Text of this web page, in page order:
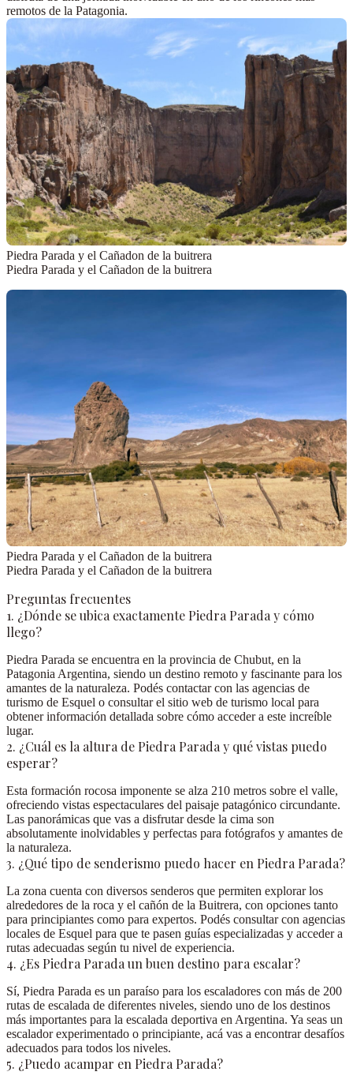
remotos de la Patagonia.
Piedra Parada y el Cañadon de la buitrera
Piedra Parada y el Cañadon de la buitrera
Piedra Parada y el Cañadon de la buitrera
Piedra Parada y el Cañadon de la buitrera
Preguntas frecuentes
1. ¿Dónde se ubica exactamente Piedra Parada y cómo
llego?
Piedra Parada se encuentra en la provincia de Chubut, en la
Patagonia Argentina, siendo un destino remoto y fascinante para los
amantes de la naturaleza. Podés contactar con las agencias de
turismo de Esquel o consultar el sitio web de turismo local para
obtener información detallada sobre cómo acceder a este increíble
lugar.
2. ¿Cuál es la altura de Piedra Parada y qué vistas puedo
esperar?
Esta formación rocosa imponente se alza 210 metros sobre el valle,
ofreciendo vistas espectaculares del paisaje patagónico circundante.
Las panorámicas que vas a disfrutar desde la cima son
absolutamente inolvidables y perfectas para fotógrafos y amantes de
la naturaleza.
3. ¿Qué tipo de senderismo puedo hacer en Piedra Parada?
La zona cuenta con diversos senderos que permiten explorar los
alrededores de la roca y el cañón de la Buitrera, con opciones tanto
para principiantes como para expertos. Podés consultar con agencias
locales de Esquel para que te pasen guías especializadas y acceder a
rutas adecuadas según tu nivel de experiencia.
4. ¿Es Piedra Parada un buen destino para escalar?
Sí, Piedra Parada es un paraíso para los escaladores con más de 200
rutas de escalada de diferentes niveles, siendo uno de los destinos
más importantes para la escalada deportiva en Argentina. Ya seas un
escalador experimentado o principiante, acá vas a encontrar desafíos
adecuados para todos los niveles.
5. ¿Puedo acampar en Piedra Parada?